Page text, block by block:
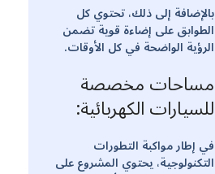
بالإضافة إلى ذلك، تحتوي كل
الطوابق على إضاءة قوية تضمن
الرؤية الواضحة في كل الأوقات.
مساحات مخصصة
للسيارات الكهربائية:
في إطار مواكبة التطورات
التكنولوجية، يحتوي المشروع على